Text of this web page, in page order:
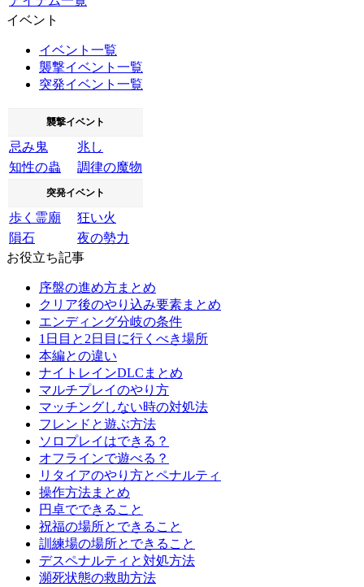
イベント
イベント一覧
襲撃イベント一覧
突発イベント一覧
襲撃イベント
忌み鬼
兆し
知性の蟲
調律の魔物
突発イベント
歩く霊廟
狂い火
隕石
夜の勢力
お役立ち記事
序盤の進め方まとめ
クリア後のやり込み要素まとめ
エンディング分岐の条件
1日目と2日目に行くべき場所
本編との違い
ナイトレインDLCまとめ
マルチプレイのやり方
マッチングしない時の対処法
フレンドと遊ぶ方法
ソロプレイはできる？
オフラインで遊べる？
リタイアのやり方とペナルティ
操作方法まとめ
円卓でできること
祝福の場所とできること
訓練場の場所とできること
デスペナルティと対処方法
瀕死状態の救助方法